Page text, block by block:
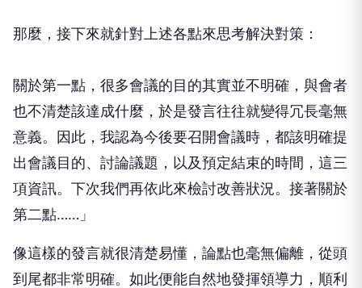
那麼，接下來就針對上述各點來思考解決對策：
關於第一點，很多會議的目的其實並不明確，與會者
也不清楚該達成什麼，於是發言往往就變得冗長毫無
意義。因此，我認為今後要召開會議時，都該明確提
出會議目的、討論議題，以及預定結束的時間，這三
項資訊。下次我們再依此來檢討改善狀況。接著關於
第二點……」
像這樣的發言就很清楚易懂，論點也毫無偏離，從頭
到尾都非常明確。如此便能自然地發揮領導力，順利